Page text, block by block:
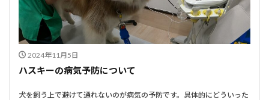
2024年11月5日
ハスキーの病気予防について
犬を飼う上で避けて通れないのが病気の予防です。具体的にどういった